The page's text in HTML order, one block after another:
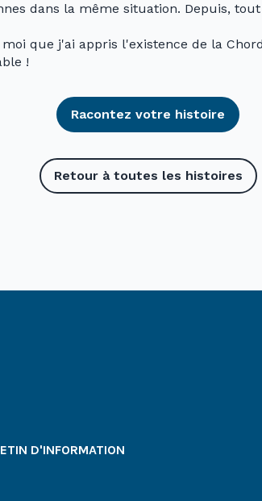
dans la même situation. Depuis,
que j'ai appris l'existence de la
!
Racontez votre histoire
Retour à toutes les histoires
D'INFORMATION